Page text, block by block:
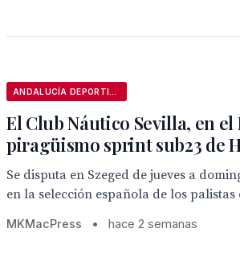
El Club Náutico Sevilla, en el
piragüismo sprint sub23 de
Se disputa en Szeged de jueves a
en la selección española de los palistas
MKMacPress • hace 2 semanas